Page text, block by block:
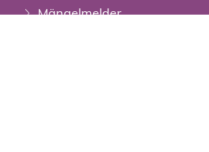
Mängelmelder